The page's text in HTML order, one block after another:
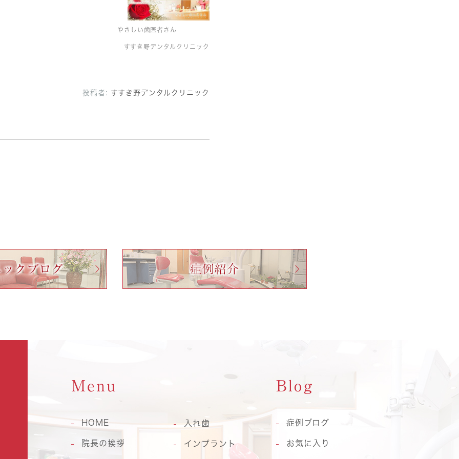
やさしい歯医者さん
すすき野デンタルクリニック
投稿者: すすき野デンタルクリニック
Menu
HOME
院長の挨拶
入れ歯
インプラント
Blog
症例ブログ
お気に入り